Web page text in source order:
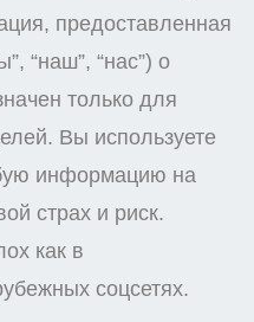
предоставленная
“наш”, “нас”) о
только для
Вы используете
информацию на
страх и риск.
как в
соцсетях.